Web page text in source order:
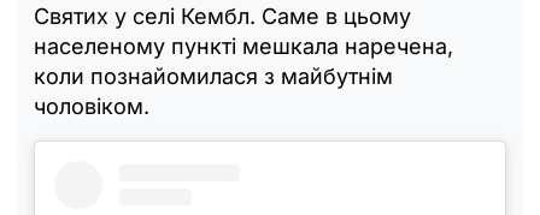
Святих у селі Кембл. Саме в цьому
населеному пункті мешкала наречена,
коли познайомилася з майбутнім
чоловіком.